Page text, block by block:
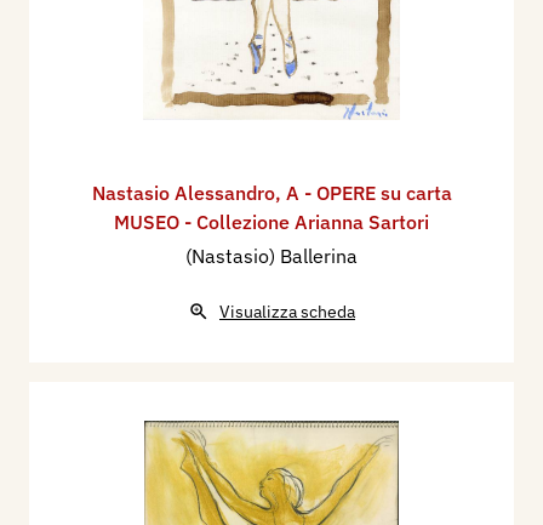
Nastasio Alessandro, A - OPERE su carta
MUSEO - Collezione Arianna Sartori
(Nastasio) Ballerina
Visualizza scheda